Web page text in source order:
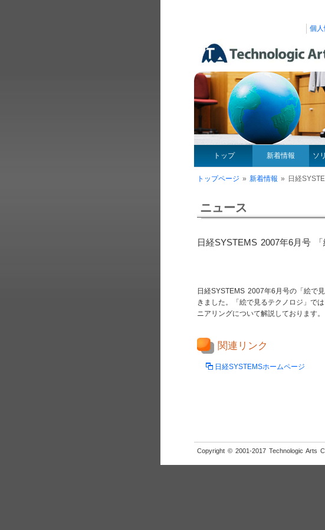
個
トップ 新着情報 ソ
トップページ » 新着情報 » 日経
ニュース
日経SYSTEMS 2007年6月号 「
日経SYSTEMS 2007年6月号の「絵で
きました。「絵で見るテクノロジ」で
ニアリングについて解説しております。
関連リンク
日経SYSTEMSホームページ
Copyright © 2001-2017 Technologic Arts